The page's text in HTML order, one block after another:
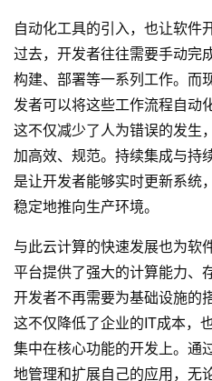
自动化工具的引入，也让软件
过去，开发者往往需要手动完
构建、部署等一系列工作。而
发者可以将这些工作流程自动
这不仅减少了人为错误的发生
加高效、规范。持续集成与持
是让开发者能够实时更新系统
稳定地推向生产环境。
与此云计算的快速发展也为软
平台提供了强大的计算能力、
开发者不再需要为基础设施的
这不仅降低了企业的IT成本，
集中在核心功能的开发上。通
地管理和扩展自己的应用，无